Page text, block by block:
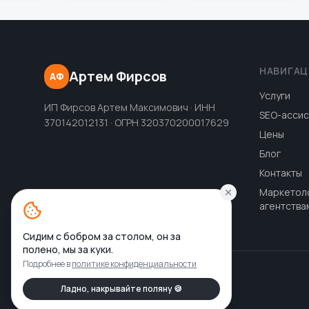
АФ Артем Фирсов
ИП Фирсов Артем Максимович · ИНН
370142012131 · ОГРН 320370200017629
Услуги
SEO-
Цены
Блог
Контакты
Сидим с бобром за столом, он за
полено, мы за куки.
Подробнее вполитике конфиденциальности
Ладно, накрывайте поляну 🍪